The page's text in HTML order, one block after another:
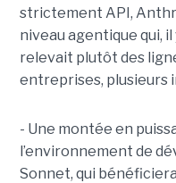
strictement API,
niveau agentique qui,
relevait plutôt des
entreprises, plusieurs
- Une montée en
l’environnement de
Sonnet, qui